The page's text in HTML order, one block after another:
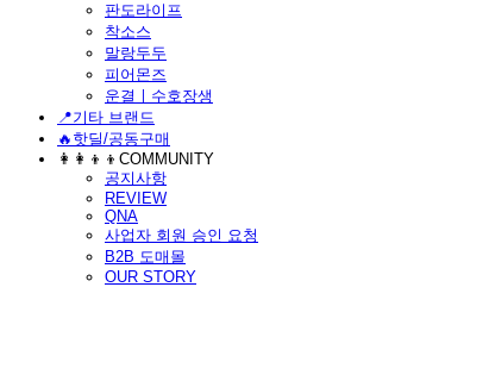
판도라이프
착소스
말랑두두
피어몬즈
운결ㅣ수호장생
📍기타 브랜드
🔥핫딜/공동구매
👩‍👩‍👦‍👦COMMUNITY
공지사항
REVIEW
QNA
사업자 회원 승인 요청
B2B 도매몰
OUR STORY